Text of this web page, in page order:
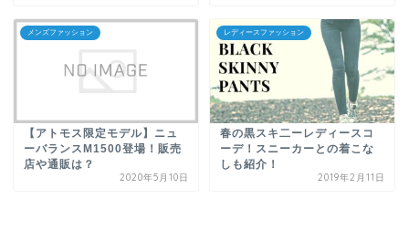
メンズファッション
【アトモス限定モデル】ニュ
ーバランスM1500登場！販売
店や通販は？
2020年5月10日
レディースファッション
春の黒スキ二ーレディースコ
ーデ！スニーカーとの着こな
しも紹介！
2019年2月11日